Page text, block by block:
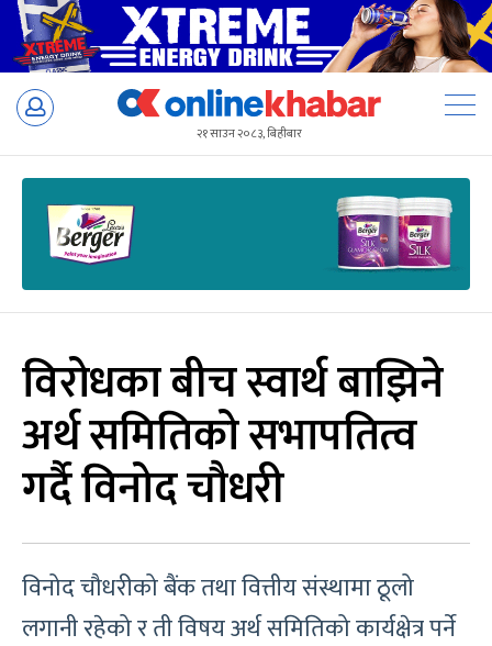
Skip
२१ साउन २०८३, बिहीबार
विरोधका बीच स्वार्थ बाझिने
अर्थ समितिको सभापतित्व
गर्दै विनोद चौधरी
विनोद चौधरीको बैंक तथा वित्तीय संस्थामा ठूलो
लगानी रहेको र ती विषय अर्थ समितिको कार्यक्षेत्र पर्ने